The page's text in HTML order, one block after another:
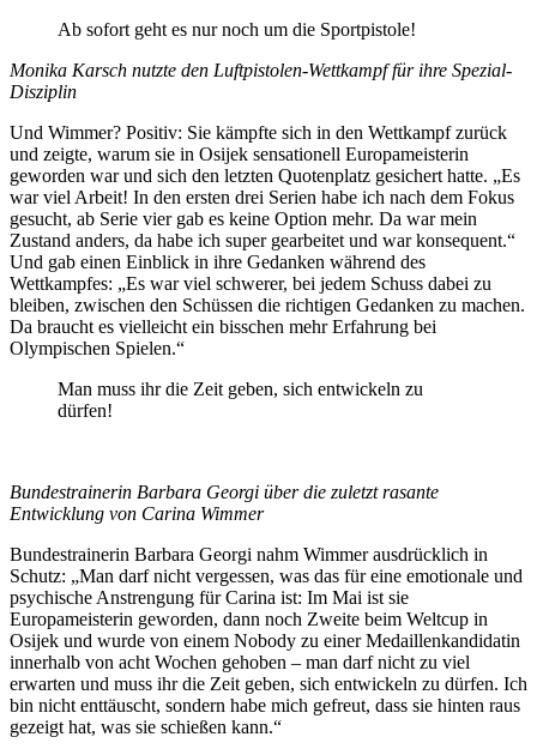
Ab sofort geht es nur noch um die Sportpistole!
Monika Karsch nutzte den Luftpistolen-Wettkampf für ihre Spezial-
Disziplin
Und Wimmer? Positiv: Sie kämpfte sich in den Wettkampf zurück
und zeigte, warum sie in Osijek sensationell Europameisterin
geworden war und sich den letzten Quotenplatz gesichert hatte. „Es
war viel Arbeit! In den ersten drei Serien habe ich nach dem Fokus
gesucht, ab Serie vier gab es keine Option mehr. Da war mein
Zustand anders, da habe ich super gearbeitet und war konsequent.“
Und gab einen Einblick in ihre Gedanken während des
Wettkampfes: „Es war viel schwerer, bei jedem Schuss dabei zu
bleiben, zwischen den Schüssen die richtigen Gedanken zu machen.
Da braucht es vielleicht ein bisschen mehr Erfahrung bei
Olympischen Spielen.“
Man muss ihr die Zeit geben, sich entwickeln zu
dürfen!
Bundestrainerin Barbara Georgi über die zuletzt rasante
Entwicklung von Carina Wimmer
Bundestrainerin Barbara Georgi nahm Wimmer ausdrücklich in
Schutz: „Man darf nicht vergessen, was das für eine emotionale und
psychische Anstrengung für Carina ist: Im Mai ist sie
Europameisterin geworden, dann noch Zweite beim Weltcup in
Osijek und wurde von einem Nobody zu einer Medaillenkandidatin
innerhalb von acht Wochen gehoben – man darf nicht zu viel
erwarten und muss ihr die Zeit geben, sich entwickeln zu dürfen. Ich
bin nicht enttäuscht, sondern habe mich gefreut, dass sie hinten raus
gezeigt hat, was sie schießen kann.“